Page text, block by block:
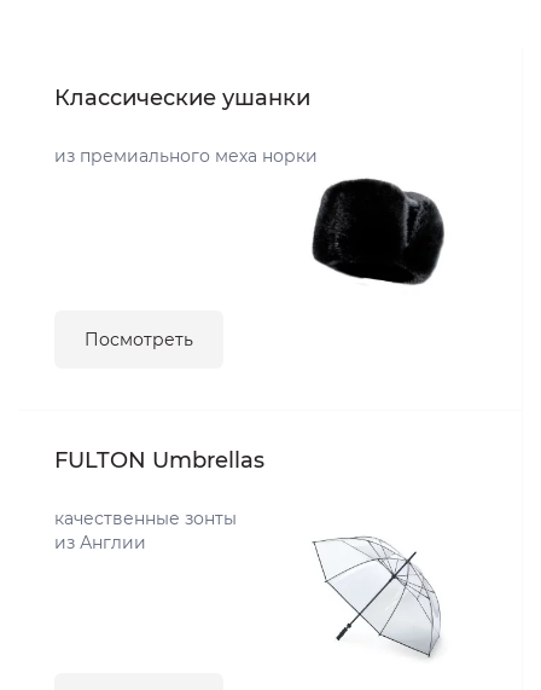
Классические ушанки
из премиального меха норки
Посмотреть
FULTON Umbrellas
качественные зонты
из Англии